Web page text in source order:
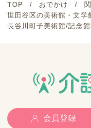
TOP おでかけ
世田谷区の美術館・文学
長谷川町子美術館/記念
会員登録